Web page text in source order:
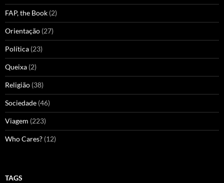
FAP, the Book (2)
Orientação (27)
Política (23)
Queixa (2)
Religião (38)
Sociedade (46)
Viagem (223)
Who Cares? (12)
TAGS